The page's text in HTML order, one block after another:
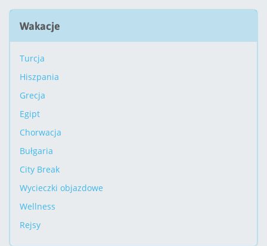
Wakacje
Turcja
Hiszpania
Grecja
Egipt
Chorwacja
Bułgaria
City Break
Wycieczki objazdowe
Wellness
Rejsy